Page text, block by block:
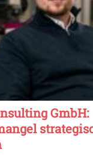
GmbH: